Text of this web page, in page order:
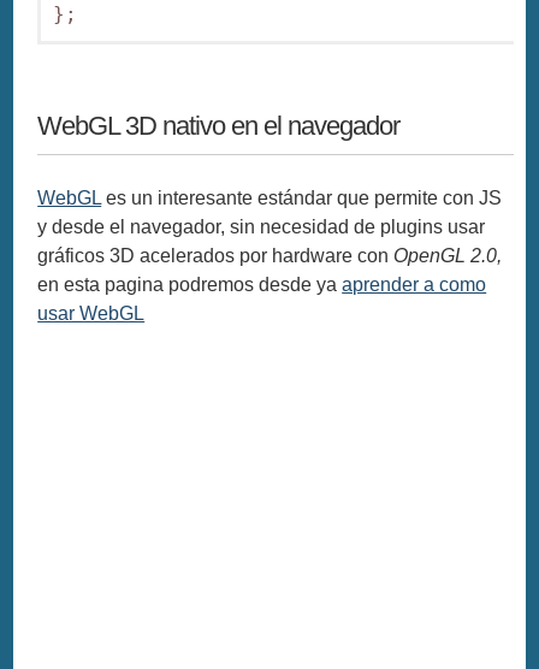
};
WebGL 3D nativo en el navegador
WebGLes un interesante estándar que permite con JS
y desde el navegador, sin necesidad de plugins usar
gráficos 3D acelerados por hardware con OpenGL 2.0,
en esta pagina podremos desde yaaprender a como
usar WebGL